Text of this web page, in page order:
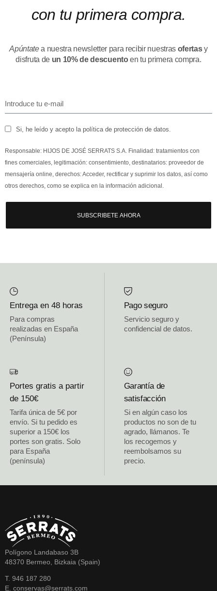
con tu primera compra.
Apúntatea nuestra newsletter para recibir nuestras ofertasy
disfruta de un 10% de descuentoen tu primera compra.
Si, he leído y acepto la política de protección de datos.
Responsable: HIJOS DE JOSÉ SERRATS S.A. Finalidad: tratamientos con
fines comerciales, legitimación: consentimiento, destinatarios: proveedor de
mensajería online, derechos: Acceder, rectificar y suprimir los datos, así como
otros derechos, como se explica en la información adicional.
SUBSCRIBETE AHORA
Entrega en 48 horas
Para compras
realizadas en España
(Península)
Pago seguro
Servicio seguro y
confidencial de datos.
Portes gratis a partir
de 150€
Tarifa única de 5€ por
envío. Si tu pedido es
superior a 150€ los
portes son gratis. Solo
para España
(península)
Garantía de
satisfacción
Si en algún caso los
productos no son de tu
agrado, llámanos. Te
los recogemos y
reembolsamos su
precio.
Polígono Landabaso 3B
48370 Bermeo, Bizkaia (Spain)
T. 946 187 280
E. conservas@serrats.com